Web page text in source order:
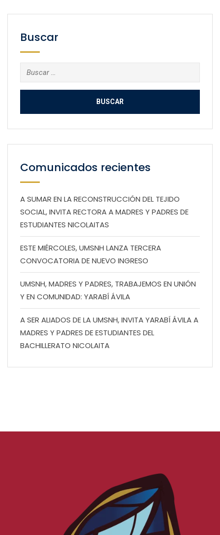
Buscar
Buscar:
Comunicados recientes
A SUMAR EN LA RECONSTRUCCIÓN DEL TEJIDO
SOCIAL, INVITA RECTORA A MADRES Y PADRES DE
ESTUDIANTES NICOLAITAS
ESTE MIÉRCOLES, UMSNH LANZA TERCERA
CONVOCATORIA DE NUEVO INGRESO
UMSNH, MADRES Y PADRES, TRABAJEMOS EN UNIÓN
Y EN COMUNIDAD: YARABÍ ÁVILA
A SER ALIADOS DE LA UMSNH, INVITA YARABÍ ÁVILA A
MADRES Y PADRES DE ESTUDIANTES DEL
BACHILLERATO NICOLAITA